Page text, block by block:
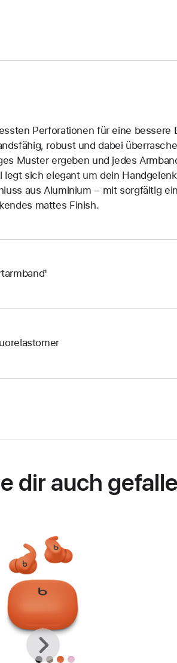
Perforationen für eine bessere
robust und dabei
Muster ergeben und jedes
legt sich elegant um dein
aus Aluminium – mit sorgfältig
mattes Finish.
dir auch
Zurück
Weiter